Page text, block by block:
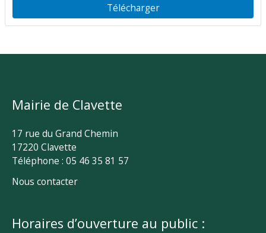
Télécharger
Mairie de Clavette
17 rue du Grand Chemin
17220 Clavette
Téléphone : 05 46 35 81 57
Nous contacter
Horaires d’ouverture au public :